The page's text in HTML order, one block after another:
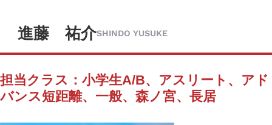
進藤 祐介SHINDO YUSUKE
担当クラス：小学生A/B、アスリート、アド
バンス短距離、一般、森ノ宮、長居